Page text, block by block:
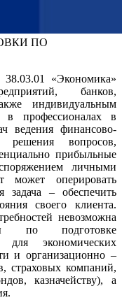
ПО
38.03.01 «Экономика»
банков,
индивидуальным
профессионалах в
ведения финансово-
решения вопросов,
прибыльные
личными
может оперировать
– обеспечить
своего клиента.
невозможна
по подготовке
для экономических
и организационно –
страховых компаний,
казначейству), а